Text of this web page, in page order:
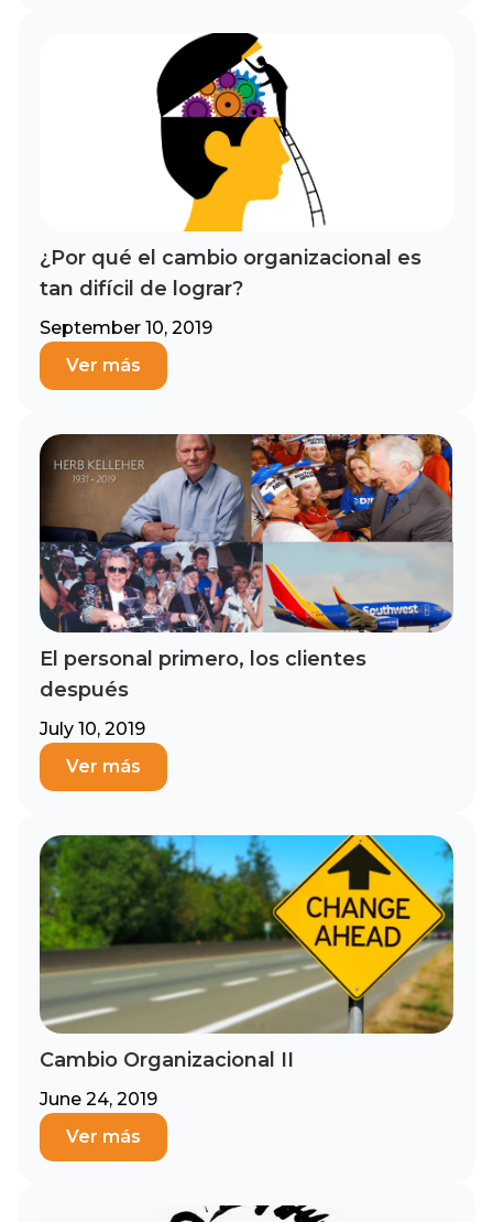
¿Por qué el cambio organizacional es
tan difícil de lograr?
September 10, 2019
Ver más
El personal primero, los clientes
después
July 10, 2019
Ver más
Cambio Organizacional II
June 24, 2019
Ver más